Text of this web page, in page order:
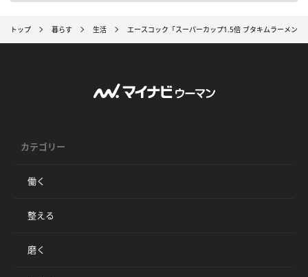
トップ 暮らす 生活 エースコック「スーパーカップ1.5倍 ブタキムラーメン」
カテゴリー
働く
整える
磨く